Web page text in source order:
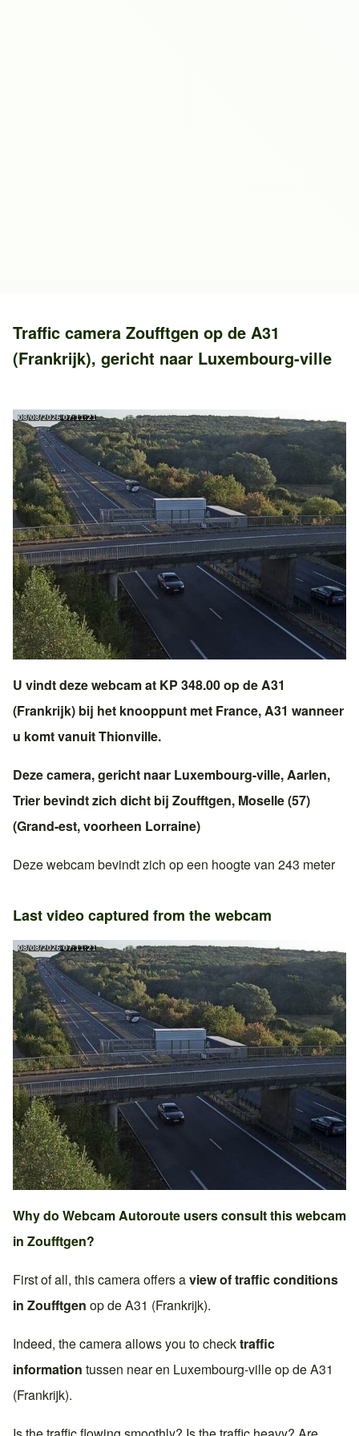
Traffic camera Zoufftgen op de A31
(Frankrijk), gericht naar Luxembourg-ville
U vindt deze webcam at KP 348.00 op deA31
(Frankrijk) bij het knooppunt met France, A31 wanneer
u komt vanuitThionville.
Deze camera, gericht naar Luxembourg-ville,Aarlen,
Trier bevindt zich dicht bij Zoufftgen, Moselle (57)
(Grand-est, voorheen Lorraine)
Deze webcam bevindt zich op een hoogte van 243 meter
Last video captured from the webcam
Why do Webcam Autoroute users consult this webcam
in Zoufftgen?
First of all, this camera offers aview of traffic conditions
in Zoufftgen op deA31 (Frankrijk).
Indeed, the camera allows you to checktraffic
information tussen near en Luxembourg-villeop deA31
(Frankrijk).